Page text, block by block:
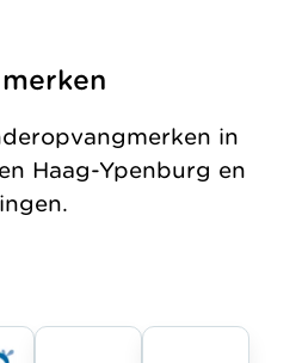
in
Haag-Ypenburg en